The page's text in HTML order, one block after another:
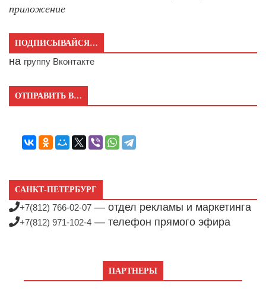
приложение
ПОДПИСЫВАЙСЯ…
на группу Вконтакте
ОТПРАВИТЬ В…
САНКТ-ПЕТЕРБУРГ
+7(812) 766-02-07 — отдел рекламы и маркетинга
+7(812) 971-102-4 — телефон прямого эфира
ПАРТНЕРЫ